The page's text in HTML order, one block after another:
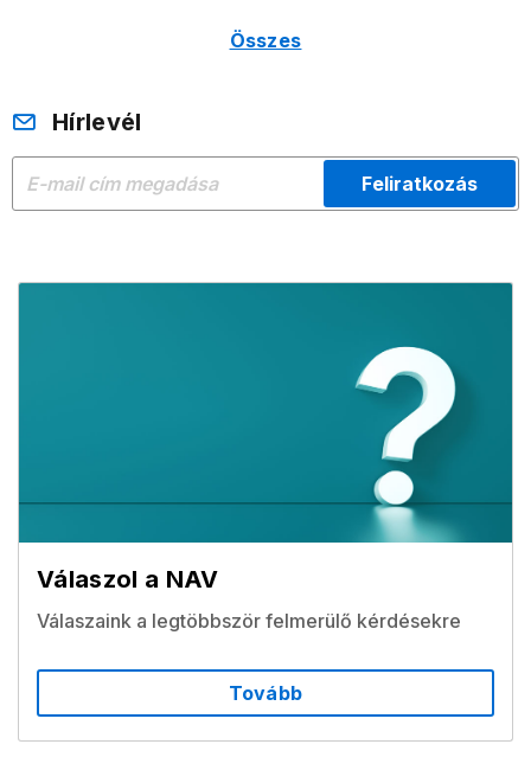
Összes
Hírlevél
Feliratkozás
Válaszol a NAV
Válaszaink a legtöbbször felmerülő kérdésekre
Tovább